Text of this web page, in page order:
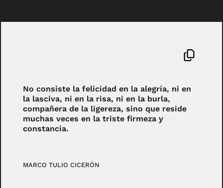
No consiste la felicidad en la alegría, ni en
la lasciva, ni en la risa, ni en la burla,
compañera de la ligereza, sino que reside
muchas veces en la triste firmeza y
constancia.
MARCO TULIO CICERÓN